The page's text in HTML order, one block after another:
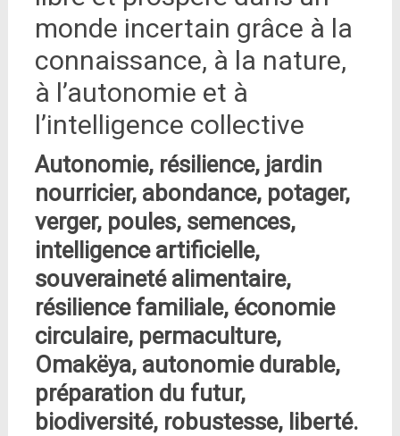
monde incertain grâce à la
connaissance, à la nature,
à l’autonomie et à
l’intelligence collective
Autonomie, résilience, jardin
nourricier, abondance, potager,
verger, poules, semences,
intelligence artificielle,
souveraineté alimentaire,
résilience familiale, économie
circulaire, permaculture,
Omakëya, autonomie durable,
préparation du futur,
biodiversité, robustesse, liberté.